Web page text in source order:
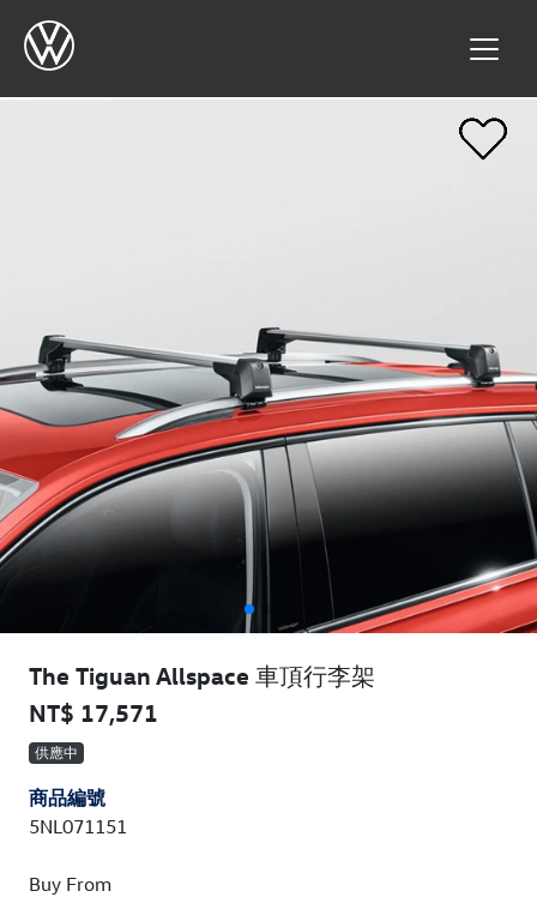
The Tiguan Allspace 車頂行李架
NT$ 17,571
供應中
商品編號
5NL071151
Buy From